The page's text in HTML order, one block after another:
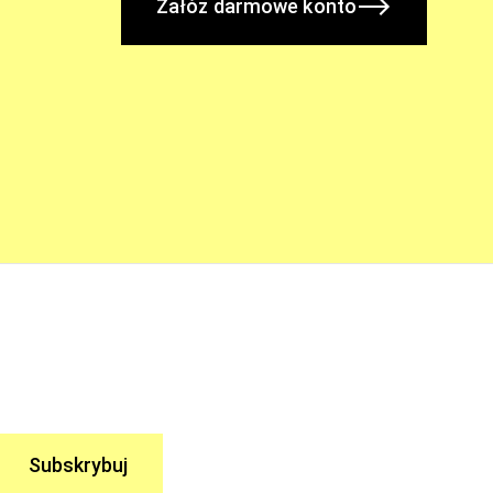
Załóż darmowe konto
Subskrybuj